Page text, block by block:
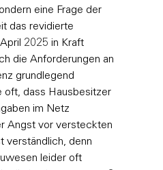
eine Frage der
das revidierte
2025 in Kraft
die Anforderungen an
grundlegend
oft, dass Hausbesitzer
im Netz
Angst vor versteckten
verständlich, denn
leider oft